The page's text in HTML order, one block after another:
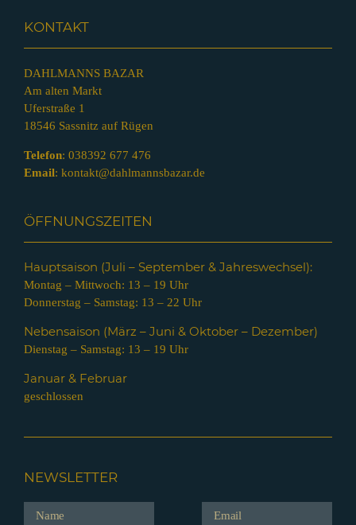
KONTAKT
DAHLMANNS BAZAR
Am alten Markt
Uferstraße 1
18546 Sassnitz auf Rügen
Telefon: 038392 677 476
Email: kontakt@dahlmannsbazar.de
ÖFFNUNGSZEITEN
Hauptsaison (Juli – September & Jahreswechsel):
Montag – Mittwoch: 13 – 19 Uhr
Donnerstag – Samstag: 13 – 22 Uhr
Nebensaison (März – Juni & Oktober – Dezember)
Dienstag – Samstag: 13 – 19 Uhr
Januar & Februar
geschlossen
NEWSLETTER